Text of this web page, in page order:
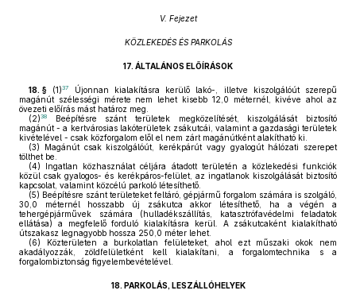
V. Fejezet
KÖZLEKEDÉS ÉS PARKOLÁS
17. ÁLTALÁNOS ELŐÍRÁSOK
18. § (1)37
Újonnan kialakításra kerülő lakó-, illetve kiszolgálóút szerepű
magánút szélességi mérete nem lehet kisebb 12,0 méternél, kivéve ahol az
övezeti előírás mást határoz meg.
(2)38
Beépítésre szánt területek megközelítését, kiszolgálását biztosító
magánút - a kertvárosias lakóterületek zsákutcái, valamint a gazdasági területek
kivételével - csak közforgalom elől el nem zárt magánútként alakítható ki.
(3) Magánút csak kiszolgálóút, kerékpárút vagy gyalogút hálózati szerepet
tölthet be.
(4) Ingatlan közhasználat céljára átadott területén a közlekedési funkciók
közül csak gyalogos- és kerékpáros-felület, az ingatlanok kiszolgálását biztosító
kapcsolat, valamint közcélú parkoló létesíthető.
(5) Beépítésre szánt területeket feltáró, gépjármű forgalom számára is szolgáló,
30,0 méternél hosszabb új zsákutca akkor létesíthető, ha a végén a
tehergépjárművek számára (hulladékszállítás, katasztrófavédelmi feladatok
ellátása) a megfelelő forduló kialakításra kerül. A zsákutcaként kialakítható
útszakasz legnagyobb hossza 250,0 méter lehet.
(6) Közterületen a burkolatlan felületeket, ahol ezt műszaki okok nem
akadályozzák, zöldfelületként kell kialakítani, a forgalomtechnika s a
forgalombiztonság figyelembevételével.
18. PARKOLÁS, LESZÁLLÓHELYEK